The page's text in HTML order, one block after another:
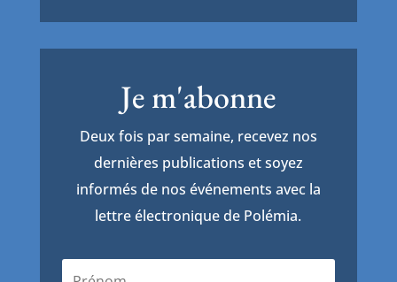
Je m'abonne
Deux fois par semaine, recevez nos
dernières publications et soyez
informés de nos événements avec la
lettre électronique de Polémia.